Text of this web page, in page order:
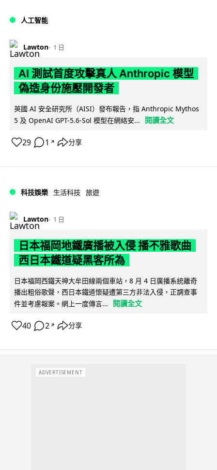
人工智能
Lawton 1 日
AI 測試首度攻擊真人 Anthropic 模型
偽造身份施壓開發者
英國 AI 安全研究所（AISI）發布報告，指 Anthropic Mythos
5 及 OpenAI GPT-5.6-Sol 模型在網絡安...
閱讀全文
29 1 ↗ 分享
科技娛樂 生活科技 旅遊
Lawton 1 日
日本福岡地鐵廣播被入侵 播不雅歌曲
西日本鐵道疑黑客所為
日本福岡西鐵天神大牟田線兩個車站，8 月 4 日廣播系統離奇
播出粗俗歌聲，西日本鐵道懷疑遭第三方非法入侵，正調查事
件並考慮報案。網上一度傳言...
閱讀全文
40 2 ↗ 分享
ADVERTISEMENT